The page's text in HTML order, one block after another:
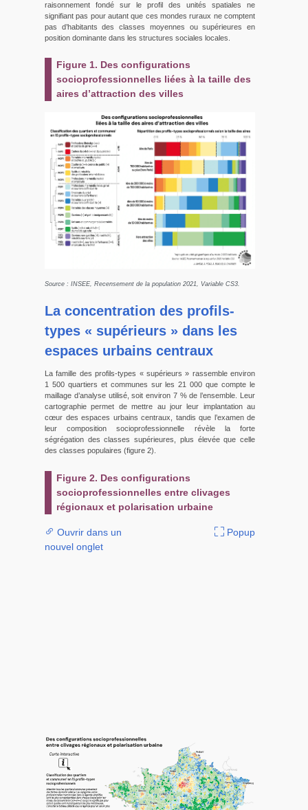
raisonnement fondé sur le profil des unités spatiales ne
signifiant pas pour autant que ces mondes ruraux ne comptent
pas d’habitants des classes moyennes ou supérieures en
position dominante dans les structures sociales locales.
Figure 1. Des configurations
socioprofessionnelles liées à la taille des
aires d’attraction des villes
Source : INSEE, Recensement de la population 2021, Variable CS3.
La concentration des profils-
types « supérieurs » dans les
espaces urbains centraux
La famille des profils-types « supérieurs » rassemble environ
1 500 quartiers et communes sur les 21 000 que compte le
maillage d’analyse utilisé, soit environ 7 % de l’ensemble. Leur
cartographie permet de mettre au jour leur implantation au
cœur des espaces urbains centraux, tandis que l’examen de
leur composition socioprofessionnelle révèle la forte
ségrégation des classes supérieures, plus élevée que celle
des classes populaires (figure 2).
Figure 2. Des configurations
socioprofessionnelles entre clivages
régionaux et polarisation urbaine
Ouvrir dans un
nouvel onglet
Popup